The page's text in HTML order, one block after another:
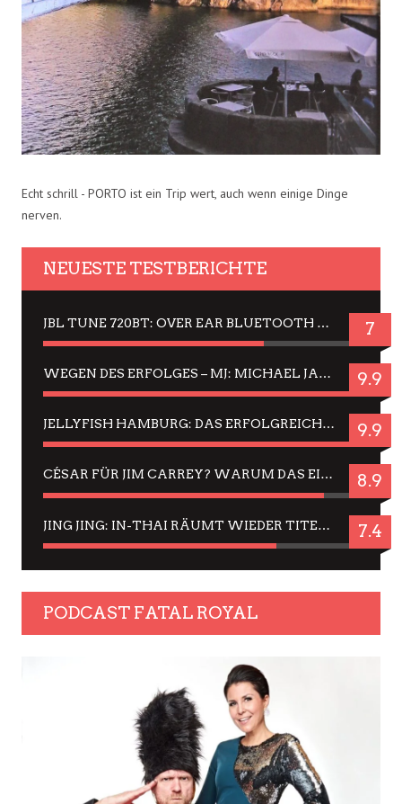
Echt schrill - PORTO ist ein Trip wert, auch wenn einige Dinge
nerven.
NEUESTE TESTBERICHTE
JBL TUNE 720BT: OVER EAR BLUETOOTH KOPFHÖRER UM DIE 50,-€ IM DAUER-TEST 7
WEGEN DES ERFOLGES – MJ: MICHAEL JACKSON MUSICAL IN EINER MATINEE SEHEN 9.9
JELLYFISH HAMBURG: DAS ERFOLGREICHE SOMMER-MENÜ 2025 IN GEFÜHLEN UND BILDERN 9.9
CÉSAR FÜR JIM CARREY? WARUM DAS EINER DER NERVIGSTEN ACTORS IST UND BLEIBT 8.9
JING JING: IN-THAI RÄUMT WIEDER TITEL AB – EIN ZWEI-STUNDEN-ERLEBNISBERICHT 7.4
PODCAST FATAL ROYAL